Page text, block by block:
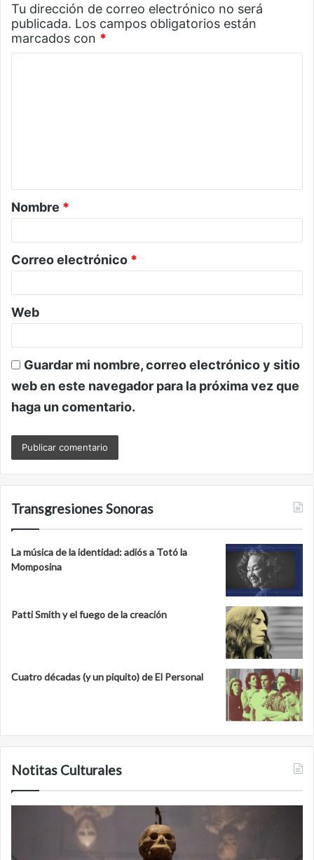
Tu dirección de correo electrónico no será
publicada. Los campos obligatorios están
marcados con *
a
r
o
*
Nombre *
Correo electrónico *
Web
Guardar mi nombre, correo electrónico y sitio
web en este navegador para la próxima vez que
haga un comentario.
Transgresiones Sonoras
La música de la identidad: adiós a Totó la
Momposina
Patti Smith y el fuego de la creación
Cuatro décadas (y un piquito) de El Personal
Notitas Culturales
Minanbé,
maya